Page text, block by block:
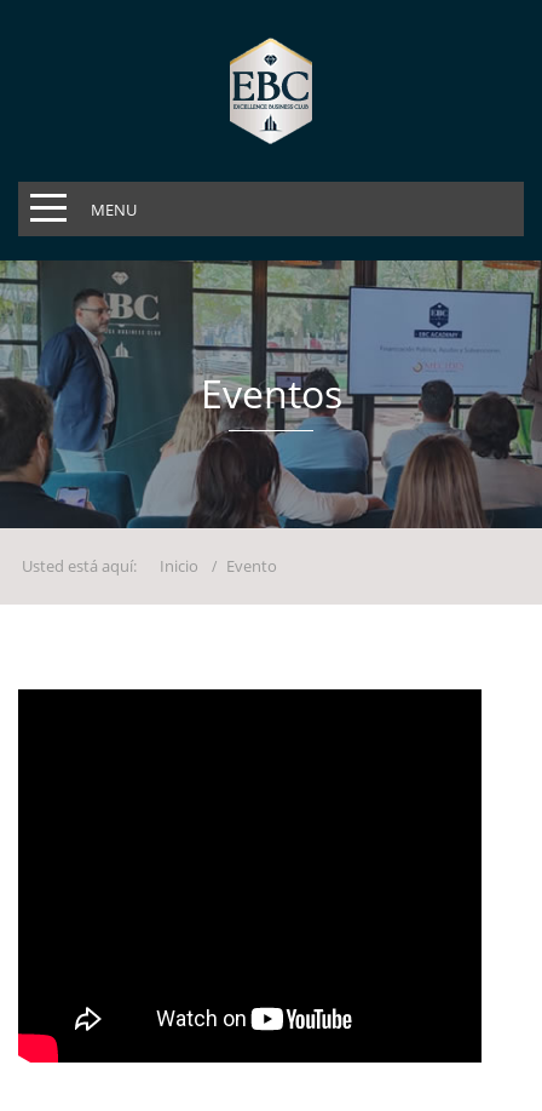
MENU
Eventos
Usted está aquí: Inicio Evento